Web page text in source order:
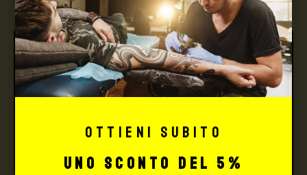
Ottieni subito
uno sconto del 5%